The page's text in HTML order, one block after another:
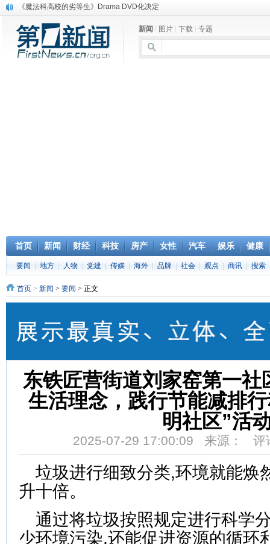
《魔法科高校的劣等生》Drama DVD化决定
消息称刘强东要求京东商城明年扭亏为盈
保健品也能吃出一身病? 康宝莱员工自揭多项家丑
煤价"跳水"电企利润"蹦高" 电煤联动亟待完善
新闻 图片 下载 专题
首页 新闻 财经 科技 房产 女性 汽车 娱乐 健康
要闻 地方 人物 党建 传媒 海外 品牌 社会 观点 商讯 搜索
首页 > 新闻 > 要闻 > 正文
东铁匠营街道刘家窑第一社
生活理念，践行节能减排
明社区”活
2025-07-29 17:00:09 来源： 评
垃圾进行细致分类,环境就能焕
升十倍。
通过将垃圾按照规定进行科学
少环境污染,还能促进资源的循环